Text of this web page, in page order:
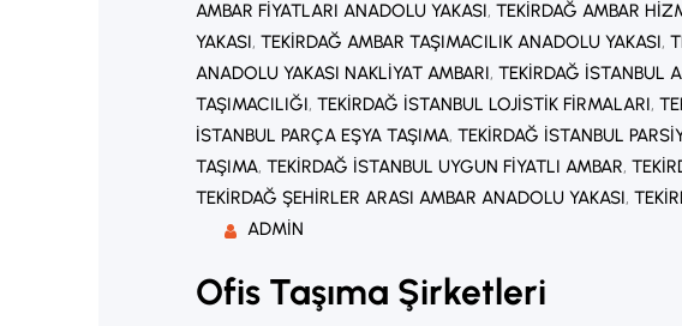
AMBAR FIYATLARI ANADOLU YAKASI, TEKIRDAĞ AMBAR
YAKASI, TEKIRDAĞ AMBAR TAŞIMACILIK ANADOLU YAKASI,
ANADOLU YAKASI NAKLIYAT AMBARI, TEKIRDAĞ İSTANBUL
TAŞIMACILIĞI, TEKIRDAĞ İSTANBUL LOJISTIK FIRMALARI,
İSTANBUL PARÇA EŞYA TAŞIMA, TEKIRDAĞ İSTANBUL
TAŞIMA, TEKIRDAĞ İSTANBUL UYGUN FIYATLI AMBAR,
TEKIRDAĞ ŞEHIRLER ARASI AMBAR ANADOLU YAKASI,
ADMIN
Ofis Taşıma Şirketleri